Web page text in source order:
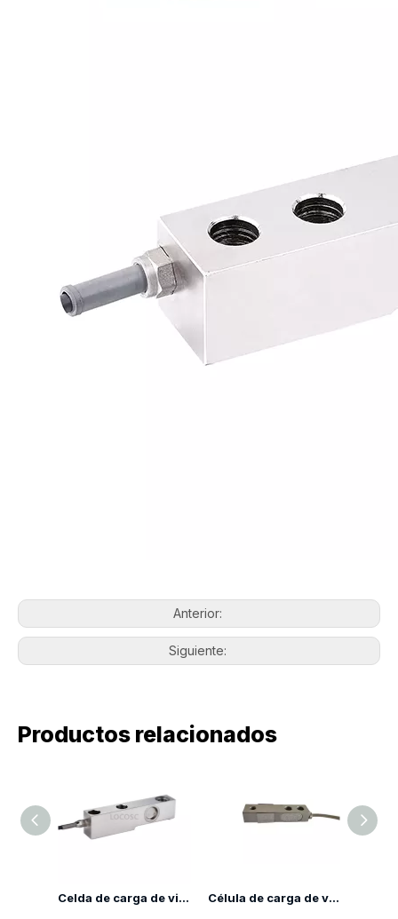
Anterior:
Siguiente:
Productos relacionados
Celda de carga de viga de corte LP7115 Célula de carga de viga de corte LP7110YA